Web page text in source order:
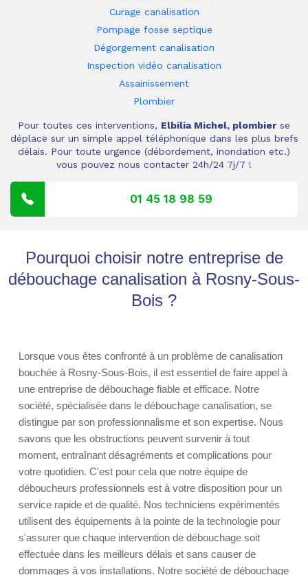
Curage canalisation
Pompage fosse septique
Dégorgement canalisation
Inspection vidéo canalisation
Assainissement
Plombier
Pour toutes ces interventions, Elbilia Michel, plombier se
déplace sur un simple appel téléphonique dans les plus brefs
délais. Pour toute urgence (débordement, inondation etc.)
vous pouvez nous contacter 24h/24 7j/7 !
01 45 18 98 59
Pourquoi choisir notre entreprise de
débouchage canalisation à Rosny-Sous-
Bois ?
Lorsque vous êtes confronté à un problème de canalisation
bouchée à Rosny-Sous-Bois, il est essentiel de faire appel à
une entreprise de débouchage fiable et efficace. Notre
société, spécialisée dans le débouchage canalisation, se
distingue par son professionnalisme et son expertise. Nous
savons que les obstructions peuvent survenir à tout
moment, entraînant désagréments et complications pour
votre quotidien. C'est pour cela que notre équipe de
déboucheurs professionnels est à votre disposition pour un
service rapide et de qualité. Nos techniciens expérimentés
utilisent des équipements à la pointe de la technologie pour
s'assurer que chaque intervention de débouchage soit
effectuée dans les meilleurs délais et sans causer de
dommages à vos installations. Notre société de débouchage